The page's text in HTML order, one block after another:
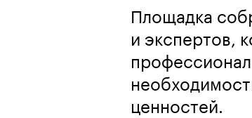
Площадка
и экспертов,
ценностей.